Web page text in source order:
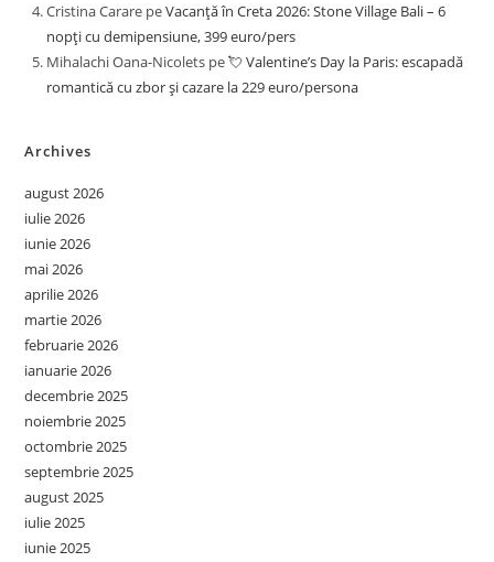
Cristina Carare peVacanță în Creta 2026: Stone Village Bali – 6
nopți cu demipensiune, 399 euro/pers
Mihalachi Oana-Nicolets pe💘 Valentine’s Day la Paris: escapadă
romantică cu zbor și cazare la 229 euro/persona
Archives
august 2026
iulie 2026
iunie 2026
mai 2026
aprilie 2026
martie 2026
februarie 2026
ianuarie 2026
decembrie 2025
noiembrie 2025
octombrie 2025
septembrie 2025
august 2025
iulie 2025
iunie 2025